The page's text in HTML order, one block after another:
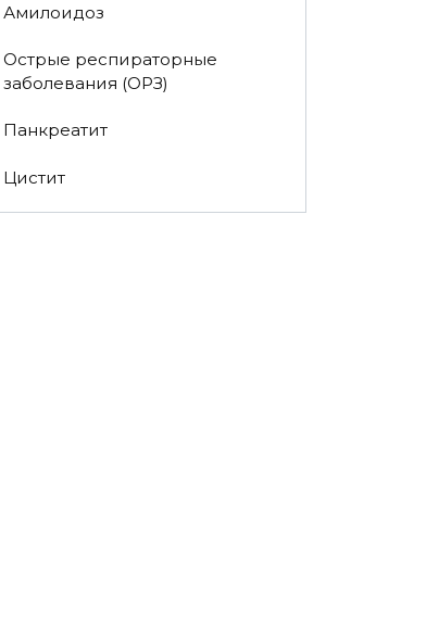
Амилоидоз
Острые респираторные
заболевания (ОРЗ)
Панкреатит
Цистит